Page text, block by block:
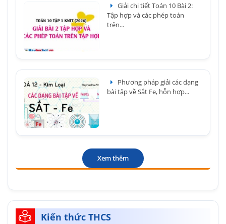
Giải chi tiết Toán 10 Bài 2:
Tập hợp và các phép toán
trên...
Phương pháp giải các dạng
bài tập về Sắt Fe, hỗn hợp...
Xem thêm
Kiến thức THCS